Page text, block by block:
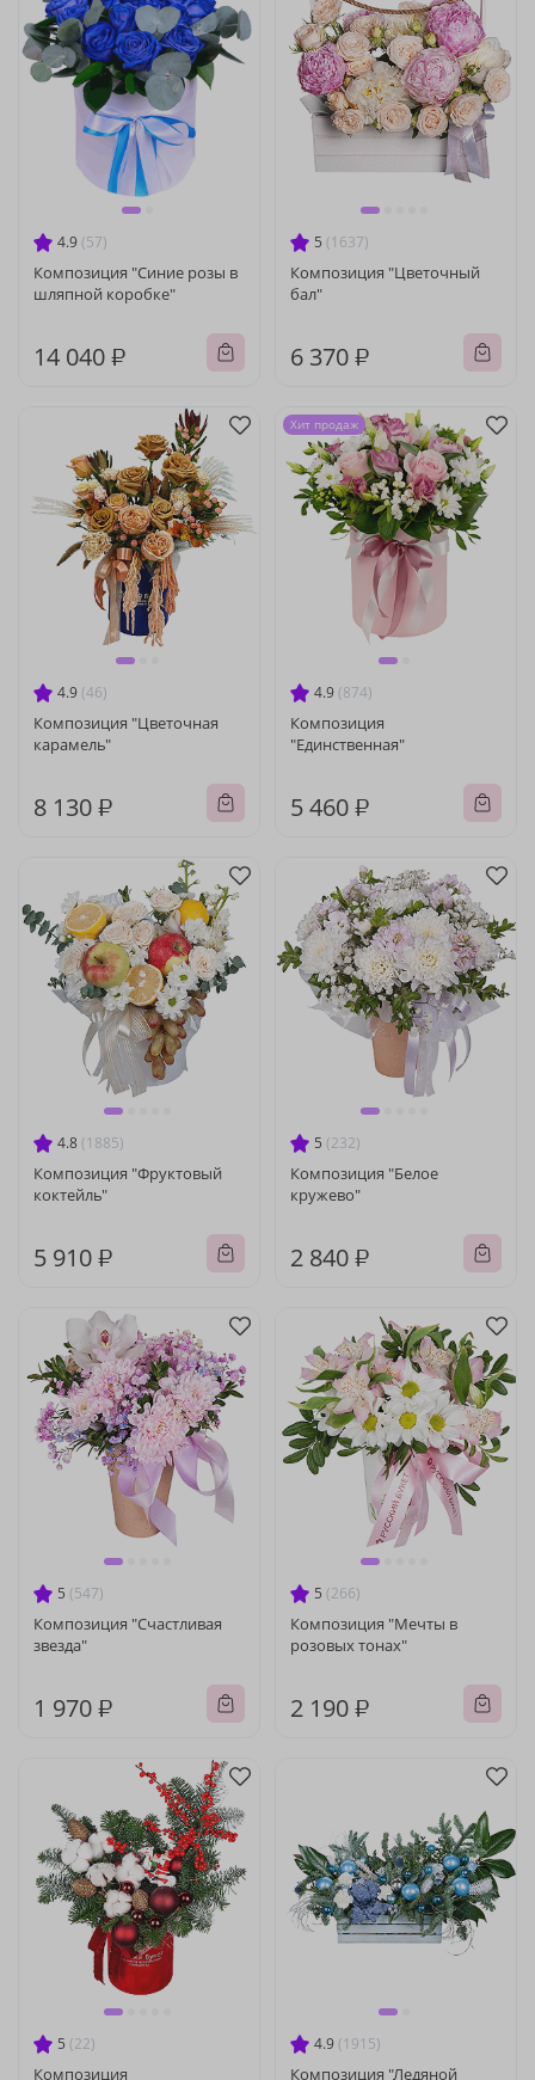
4.9 (57)
Композиция "Синие розы в
шляпной коробке"
14 040 ₽
5 (1637)
Композиция "Цветочный
бал"
6 370 ₽
4.9 (46)
Композиция "Цветочная
карамель"
8 130 ₽
4.9 (874)
Композиция
"Единственная"
5 460 ₽
Хит продаж
4.8 (1885)
Композиция "Фруктовый
коктейль"
5 910 ₽
5 (232)
Композиция "Белое
кружево"
2 840 ₽
5 (547)
Композиция "Счастливая
звезда"
1 970 ₽
5 (266)
Композиция "Мечты в
розовых тонах"
2 190 ₽
5 (22)
Композиция
4.9 (1915)
Композиция "Ледяной